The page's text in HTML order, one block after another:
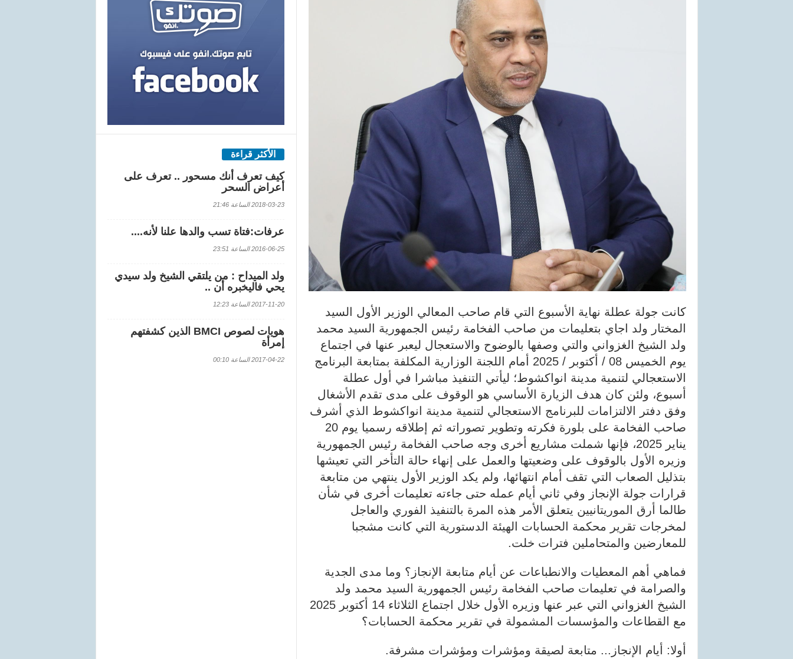
كانت جولة عطلة نهاية الأسبوع التي قام صاحب المعالي الوزير الأول السيد
المختار ولد اجاي بتعليمات من صاحب الفخامة رئيس الجمهورية السيد محمد
ولد الشيخ الغزواني والتي وصفها بالوضوح والاستعجال ليعبر عنها في اجتماع
يوم الخميس 08 / أكتوبر / 2025 أمام اللجنة الوزارية المكلفة بمتابعة البرنامج
الاستعجالي لتنمية مدينة انواكشوط؛ ليأتي التنفيذ مباشرا في أول عطلة
أسبوع، ولئن كان هدف الزيارة الأساسي هو الوقوف على مدى تقدم الأشغال
وفق دفتر الالتزامات للبرنامج الاستعجالي لتنمية مدينة انواكشوط الذي أشرف
صاحب الفخامة على بلورة فكرته وتطوير تصوراته ثم إطلاقه رسميا يوم 20
يناير 2025، فإنها شملت مشاريع أخرى وجه صاحب الفخامة رئيس الجمهورية
وزيره الأول بالوقوف على وضعيتها والعمل على إنهاء حالة التأخر التي تعيشها
بتذليل الصعاب التي تقف أمام انتهائها، ولم يكد الوزير الأول ينتهي من متابعة
قرارات جولة الإنجاز وفي ثاني أيام عمله حتى جاءته تعليمات أخرى في شأن
طالما أرق الموريتانيين يتعلق الأمر هذه المرة بالتنفيذ الفوري والعاجل
لمخرجات تقرير محكمة الحسابات الهيئة الدستورية التي كانت مشجبا
للمعارضين والمتحاملين فترات خلت.
فماهي أهم المعطيات والانطباعات عن أيام متابعة الإنجاز؟ وما مدى الجدية
والصرامة في تعليمات صاحب الفخامة رئيس الجمهورية السيد محمد ولد
الشيخ الغزواني التي عبر عنها وزيره الأول خلال اجتماع الثلاثاء 14 أكتوبر 2025
مع القطاعات والمؤسسات المشمولة في تقرير محكمة الحسابات؟
أولا: أيام الإنجاز... متابعة لصيقة ومؤشرات ومؤشرات مشرفة.
الأكثر قراءة
كيف تعرف أنك مسحور .. تعرف على
أعراض السحر
2018-03-23 الساعة 21:46
عرفات:فتاة تسب والدها علنا لأنه....
2016-06-25 الساعة 23:51
ولد الميداح : من يلتقي الشيخ ولد سيدي
يحي فاليخبره أن ..
2017-11-20 الساعة 12:23
هويات لصوص BMCI الذين كشفتهم
إمرأة
2017-04-22 الساعة 00:10